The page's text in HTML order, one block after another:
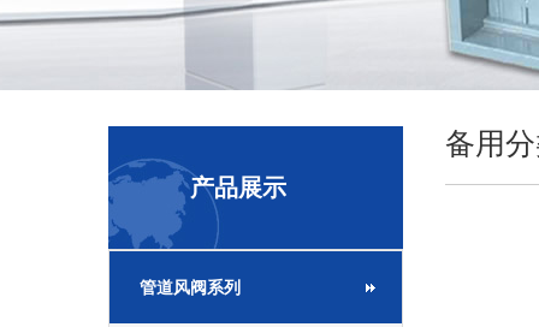
产品展示
管道风阀系列
备用